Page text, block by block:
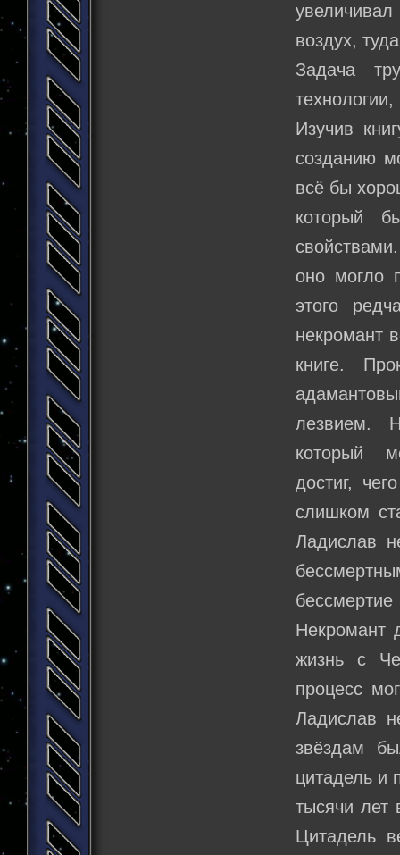
воздух,
Задача
Изучив
созданию
всё бы
который
оно могло
этого
некромант
книге.
лезвием.
который
достиг,
слишком
Ладислав
Некромант
жизнь с
процесс
Ладислав
звёздам
цитадель и
тысячи лет
Цитадель